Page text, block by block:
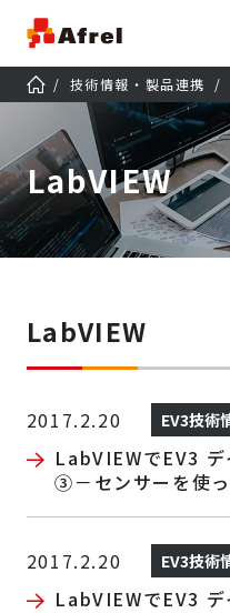
技術情報・製品連携
LabVIEW
LabVIEW
2017.2.20 EV3技術
LabVIEWでEV3
③－センサーを使
2017.2.20 EV3技術
LabVIEWでEV3